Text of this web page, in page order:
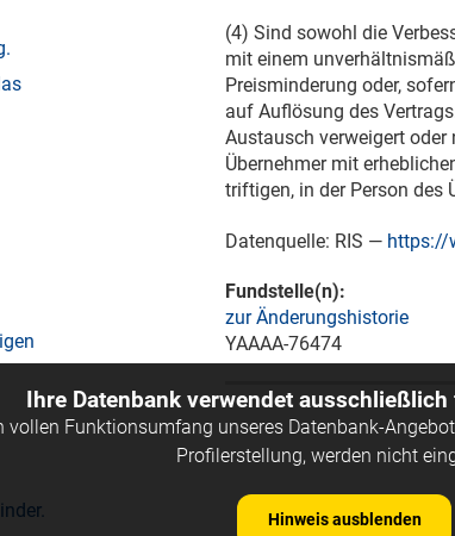
(4) Sind sowohl die
mit einem
Preisminderung oder,
auf Auflösung des
Austausch verweigert
Übernehmer mit
triftigen, in der Person des
Datenquelle: RIS — https://
Fundstelle(n):
zur Änderungshistorie
YAAAA-76474
Ihre Datenbank verwendet
vollen Funktionsumfang unseres Datenbank-
Profilerstellung, werden nicht
Hinweis ausblenden